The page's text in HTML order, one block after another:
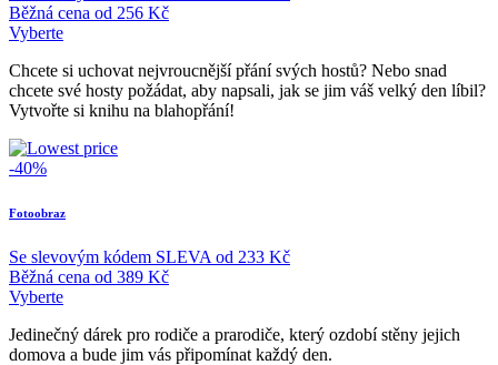
Běžná cena od 256 Kč
Vyberte
Chcete si uchovat nejvroucnější přání svých hostů? Nebo snad
chcete své hosty požádat, aby napsali, jak se jim váš velký den líbil?
Vytvořte si knihu na blahopřání!
-40%
Fotoobraz
Se slevovým kódem SLEVA od 233 Kč
Běžná cena od 389 Kč
Vyberte
Jedinečný dárek pro rodiče a prarodiče, který ozdobí stěny jejich
domova a bude jim vás připomínat každý den.